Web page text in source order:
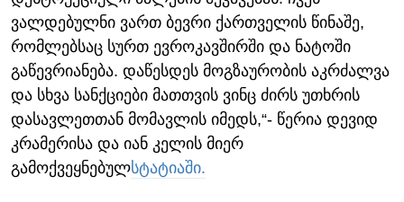
ვალდებულნი ვართ ბევრი ქართველის წინაშე,
რომლებსაც სურთ ევროკავშირში და ნატოში
გაწევრიანება. დაწესდეს მოგზაურობის აკრძალვა
და სხვა სანქციები მათთვის ვინც ძირს უთხრის
დასავლეთთან მომავლის იმედს,“- წერია დევიდ
კრამერისა და იან კელის მიერ
გამოქვეყნებულსტატიაში.